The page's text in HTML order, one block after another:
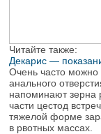
Читайте также:
Декарис —
Очень часто можно
анального
напоминают зерна
части цестод
тяжелой форме
в рвотных массах.